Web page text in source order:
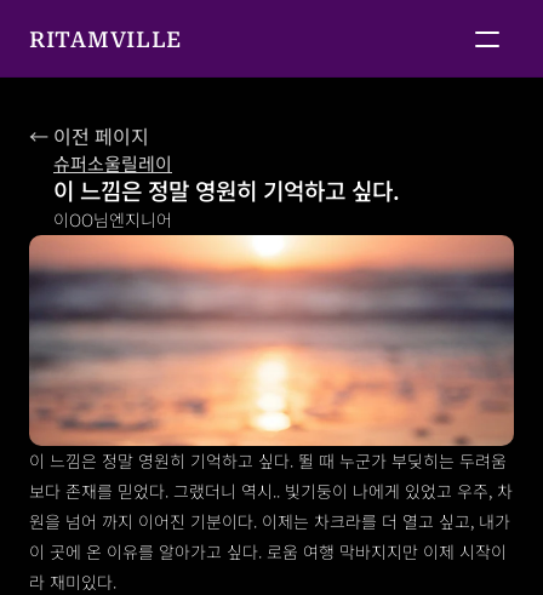
RITAMVILLE
← 이전 페이지
슈퍼소울릴레이
이 느낌은 정말 영원히 기억하고 싶다.
이OO님엔지니어
이 느낌은 정말 영원히 기억하고 싶다. 뛸 때 누군가 부딪히는 두려움
보다 존재를 믿었다. 그랬더니 역시.. 빛기둥이 나에게 있었고 우주, 차
원을 넘어 까지 이어진 기분이다. 이제는 차크라를 더 열고 싶고, 내가
이 곳에 온 이유를 알아가고 싶다. 로움 여행 막바지지만 이제 시작이
라 재미있다.